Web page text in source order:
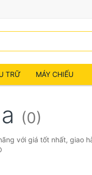
TRỮ MÁY CHIẾU
(0)
với giá tốt nhất, giao